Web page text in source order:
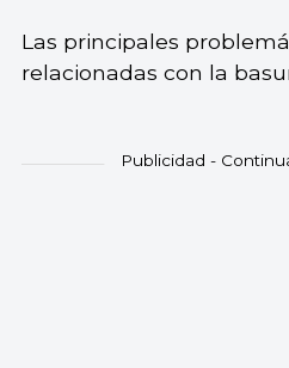
Las principales
relacionadas con la